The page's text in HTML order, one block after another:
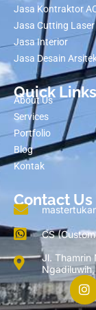
Jasa Kontraktor
Jasa Cutting Laser
Jasa Interior
Jasa Desain
Quick Links
About Us
Services
Portfolio
Blog
Kontak
Contact Us
CS
Jl. Thamrin